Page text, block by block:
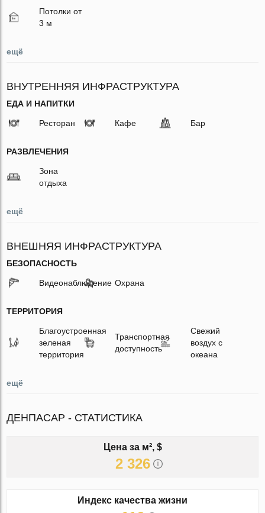
Потолки от
3 м
ещё
ВНУТРЕННЯЯ ИНФРАСТРУКТУРА
ЕДА И НАПИТКИ
Ресторан Кафе Бар
РАЗВЛЕЧЕНИЯ
Зона
отдыха
ещё
ВНЕШНЯЯ ИНФРАСТРУКТУРА
БЕЗОПАСНОСТЬ
Видеонаблюдение Охрана
ТЕРРИТОРИЯ
Благоустроенная
зеленая
территория
Транспортная
доступность
Свежий
воздух с
океана
ещё
ДЕНПАСАР - СТАТИСТИКА
Цена за м², $
2 326
Индекс качества жизни